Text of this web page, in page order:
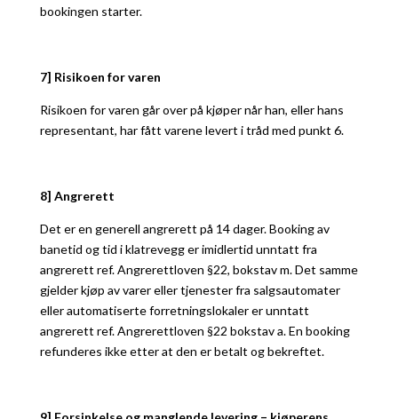
bookingen starter.
7] Risikoen for varen
Risikoen for varen går over på kjøper når han, eller hans
representant, har fått varene levert i tråd med punkt 6.
8] Angrerett
Det er en generell angrerett på 14 dager. Booking av
banetid og tid i klatrevegg er imidlertid unntatt fra
angrerett ref. Angrerettloven §22, bokstav m. Det samme
gjelder kjøp av varer eller tjenester fra salgsautomater
eller automatiserte forretningslokaler er unntatt
angrerett ref. Angrerettloven §22 bokstav a. En booking
refunderes ikke etter at den er betalt og bekreftet.